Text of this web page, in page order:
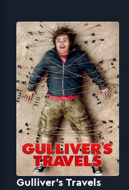
Gulliver’s Travels